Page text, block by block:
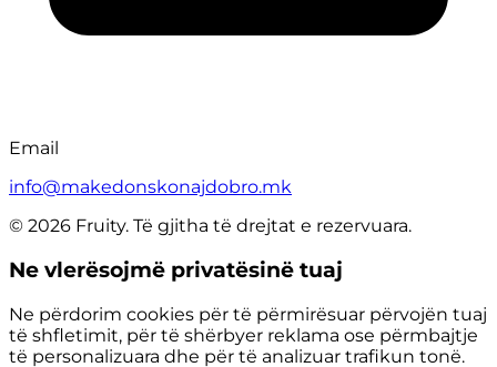
Email
info@makedonskonajdobro.mk
© 2026 Fruity. Të gjitha të drejtat e rezervuara.
Ne vlerësojmë privatësinë tuaj
Ne përdorim cookies për të përmirësuar përvojën tuaj
të shfletimit, për të shërbyer reklama ose përmbajtje
të personalizuara dhe për të analizuar trafikun tonë.